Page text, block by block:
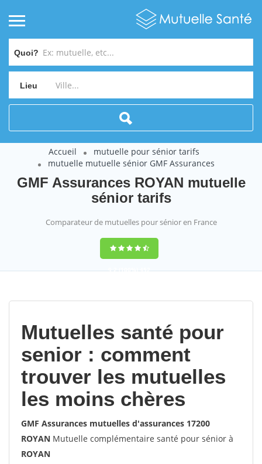
Quoi?
Lieu
Accueil
mutuelle pour sénior tarifs
mutuelle mutuelle sénior GMF Assurances
GMF Assurances ROYAN mutuelle
sénior tarifs
Comparateur de mutuelles pour sénior en France
9,2(100%)452
Mutuelles santé pour
senior : comment
trouver les mutuelles
les moins chères
GMF Assurances mutuelles d'assurances 17200
ROYAN Mutuelle complémentaire santé pour sénior à
ROYAN